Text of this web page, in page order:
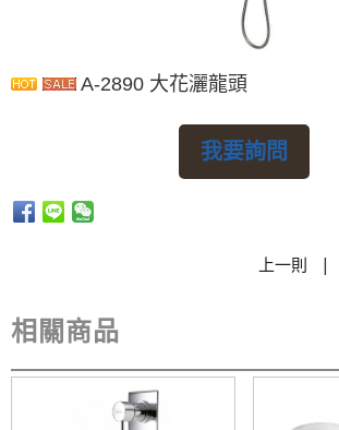
A-2890 大花灑龍頭
我要詢問
上一則 |
相關商品